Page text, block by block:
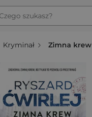
Czego szukasz?
Kryminał Zimna krew